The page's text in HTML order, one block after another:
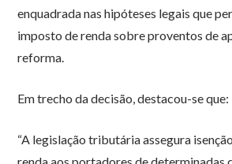
enquadrada nas hipóteses legais que
imposto de renda sobre proventos de
reforma.
Em trecho da decisão, destacou-se que:
“A legislação tributária assegura